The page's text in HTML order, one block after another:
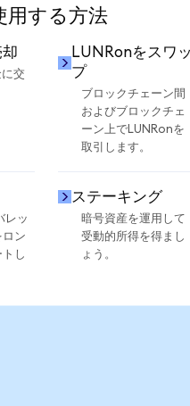
する方法
交
LUNRonをスワッ
プ
ブロックチェーン間
およびブロックチェ
ーン上でLUNRonを
取引します。
レッ
ロン
し
ステーキング
暗号資産を運用して
受動的所得を得まし
ょう。